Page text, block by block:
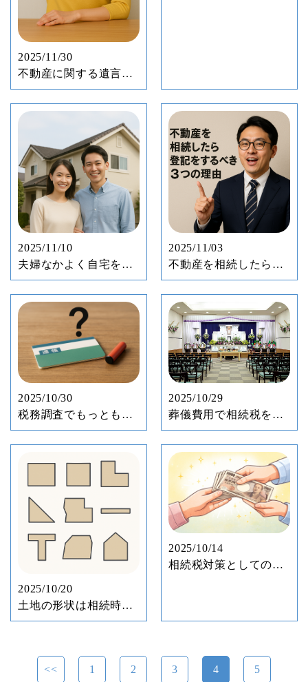
2025/11/30
不動産に関する遺言書
は間違えやすい！ 争族
事例と対策
2025/11/10
夫婦なかよく自宅を共
有「将来のことも考え
て」
2025/11/03
不動産を相続したら登
記をするべき3つの理由
2025/10/30
税務調査でもっともつ
つかれる 「名義預金」
とは何か
2025/10/29
葬儀費用で相続税を節
税できる？ 葬儀費用
に含まれるものとは
2025/10/20
土地の形状は相続時の
評価額に影響する？
2025/10/14
相続税対策としての贈
<< 1 2 3 4 5